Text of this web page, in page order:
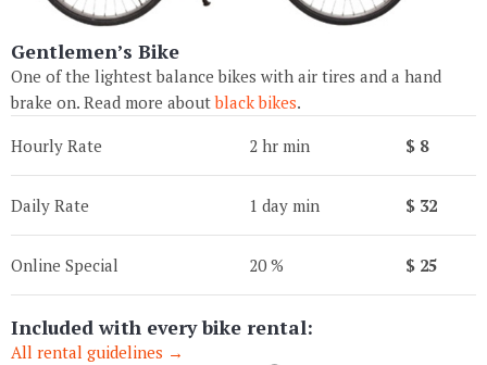
Gentlemen’s Bike
One of the lightest balance bikes with air tires and a hand
brake on. Read more aboutblack bikes.
Hourly Rate
2 hr min $ 8
Daily Rate 1 day min $ 32
Online Special 20 % $ 25
Included with every bike rental:
All rental guidelines →